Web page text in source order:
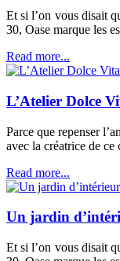
Et si l’on vous disait
30, Oase marque les
Read more...
L’Atelier Dolce
Parce que repenser
avec la créatrice de ce
Read more...
Un jardin
Et si l’on vous disait